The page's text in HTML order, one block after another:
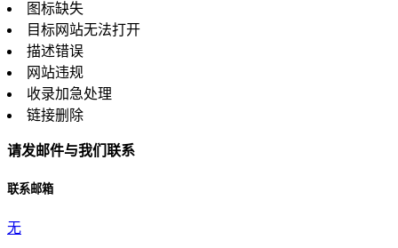
图标缺失
目标网站无法打开
描述错误
网站违规
收录加急处理
链接删除
请发邮件与我们联系
联系邮箱
无